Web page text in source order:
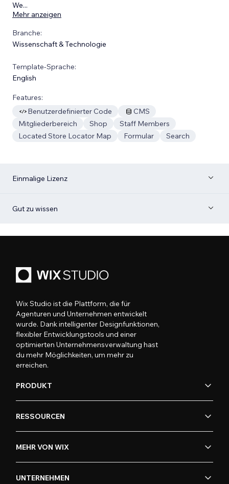
We...
Mehr anzeigen
Branche:
Wissenschaft & Technologie
Template-Sprache:
English
Features:
Benutzerdefinierter Code
CMS
Mitgliederbereich
Shop
Staff Members
Located Store Locator Map
Formular Search
Einmalige Lizenz
Gut zu wissen
Wix Studio ist die Plattform, die für
Agenturen und Unternehmen entwickelt
wurde. Dank intelligenter Designfunktionen,
flexibler Entwicklungstools und einer
optimierten Unternehmensverwaltung hast
du mehr Möglichkeiten, um mehr zu
erreichen.
PRODUKT
RESSOURCEN
MEHR VON WIX
UNTERNEHMEN